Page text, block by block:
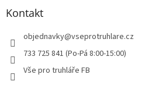
Kontakt
objednavky@vseprotruhlare.cz
733 725 841 (Po-Pá 8:00-15:00)
Vše pro truhláře FB